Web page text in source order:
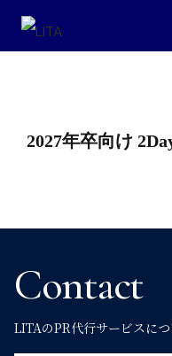
投
ナ
ビ
ゲ
2027年卒向け
Contact
LITAのPR代行サービスに